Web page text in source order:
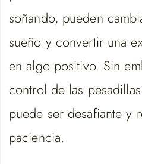
soñando, pueden
sueño y convertir una
en algo positivo. Sin
control de las
puede ser desafiante y
paciencia.